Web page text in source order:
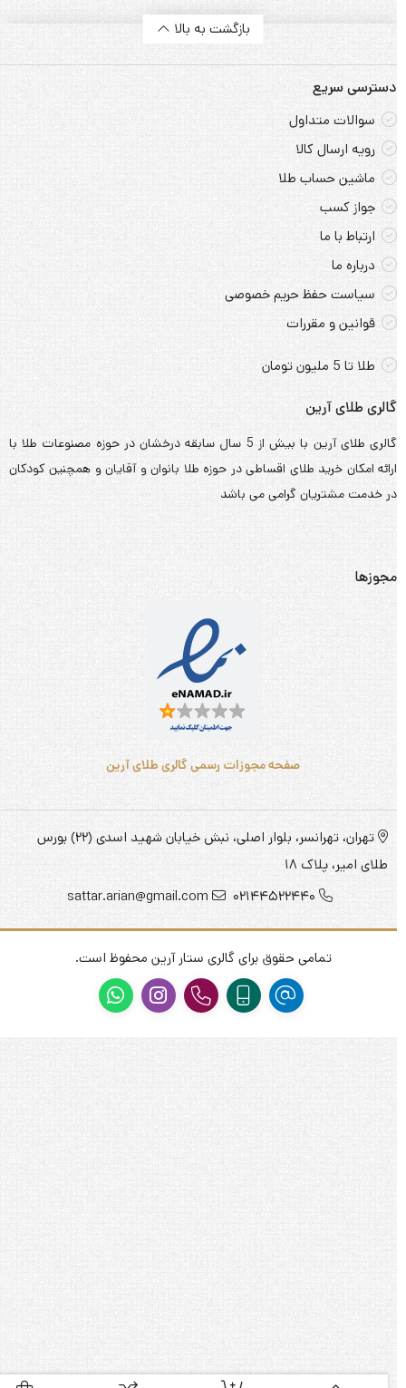
بازگشت به بالا
دسترسی سریع
سوالات متداول
رویه ارسال کالا
ماشین حساب طلا
جواز کسب
ارتباط با ما
درباره ما
سیاست حفظ حریم خصوصی
قوانین و مقررات
طلا تا 5 ملیون تومان
گالری طلای آرین
گالری طلای آرین با بیش از 5 سال سابقه درخشان در حوزه مصنوعات طلا با
ارائه امکان خرید طلای اقساطی در حوزه طلا بانوان و آقایان و همچنین کودکان
در خدمت مشتریان گرامی می باشد
مجوزها
صفحه مجوزات رسمی گالری طلای آرین
تهران، تهرانسر، بلوار اصلی، نبش خیابان شهید اسدی (22) بورس
طلای امیر، پلاک 18
02144522440
sattar.arian@gmail.com
تمامی حقوق برای گالری ستار آرین محفوظ است.